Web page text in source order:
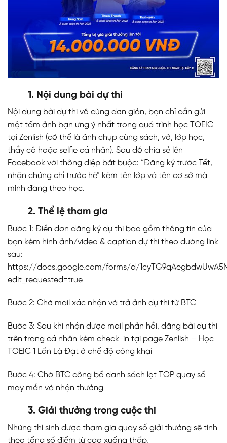
1. Nội dung bài dự thi
Nội dung bài dự thi vô cùng đơn giản, bạn chỉ cần gửi
một tấm ảnh bạn ưng ý nhất trong quá trình học TOEIC
tại Zenlish (có thể là ảnh chụp cùng sách, vở, lớp học,
thầy cô hoặc selfie cá nhân). Sau đó chia sẻ lên
Facebook với thông điệp bắt buộc: “Đăng ký trước Tết,
nhận chứng chỉ trước hè” kèm tên lớp và tên cơ sở mà
mình đang theo học.
2. Thể lệ tham gia
Bước 1: Điền đơn đăng ký dự thi bao gồm thông tin của
bạn kèm hình ảnh/video & caption dự thi theo đường link
sau:
https://docs.google.com/forms/d/
edit_requested=true
Bước 2: Chờ mail xác nhận và trả ảnh dự thi từ BTC
Bước 3: Sau khi nhận được mail phản hồi, đăng bài dự thi
trên trang cá nhân kèm check-in tại page Zenlish – Học
TOEIC 1 Lần Là Đạt ở chế độ công khai
Bước 4: Chờ BTC công bố danh sách lọt TOP quay số
may mắn và nhận thưởng
3. Giải thưởng trong cuộc thi
Những thí sinh được tham gia quay số giải thưởng sẽ tính
theo tổng số điểm từ cao xuống thấp.